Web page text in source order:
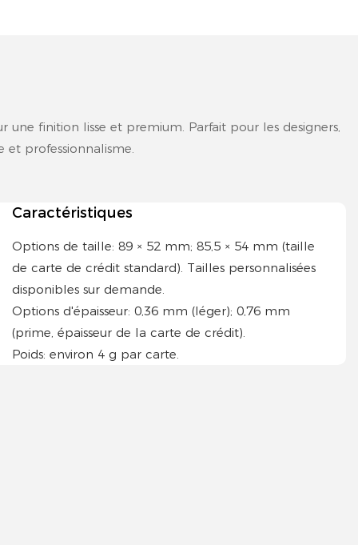
finition lisse et premium. Parfait pour les designers,
et professionnalisme.
Caractéristiques
Options de taille: 89 × 52 mm; 85,5 × 54 mm (taille
de carte de crédit standard). Tailles personnalisées
disponibles sur demande.
Options d'épaisseur: 0,36 mm (léger); 0,76 mm
(prime, épaisseur de la carte de crédit).
Poids: environ 4 g par carte.